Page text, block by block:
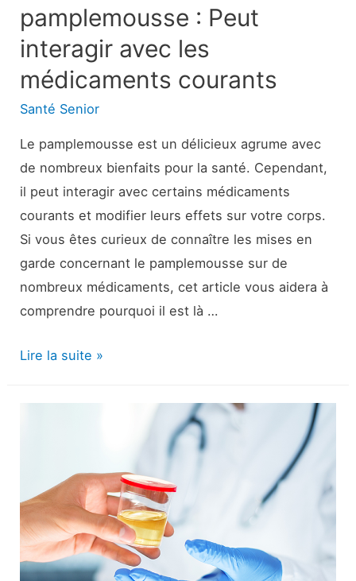
pamplemousse : Peut
interagir avec les
médicaments courants
Santé Senior
Le pamplemousse est un délicieux agrume avec
de nombreux bienfaits pour la santé. Cependant,
il peut interagir avec certains médicaments
courants et modifier leurs effets sur votre corps.
Si vous êtes curieux de connaître les mises en
garde concernant le pamplemousse sur de
nombreux médicaments, cet article vous aidera à
comprendre pourquoi il est là …
Avertissement
les
médicaments
courants
Lire la suite »